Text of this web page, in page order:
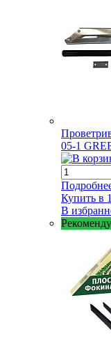
05-1
Купить в
В